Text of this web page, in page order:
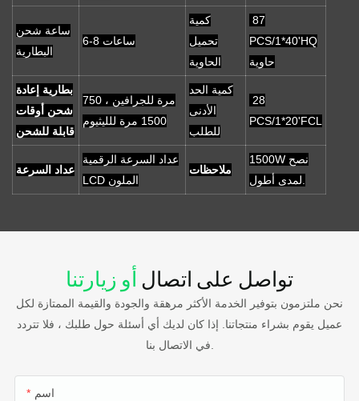
ساعة شحن
البطارية
6-8 ساعات
كمية
تحميل
الحاوية
87
PCS/1*40'HQ
حاوية
بطارية إعادة
شحن أوقات
قابلة للشحن
750 مرة للجرافين ،
1500 مرة للليثيوم
كمية الحد
الأدنى
للطلب
28
PCS/1*20'FCL
عداد السرعة
عداد السرعة الرقمية
LCD الملون
ملاحظات
1500W نصح
لمدى أطول.
تواصل على اتصال أو زيارتنا
نحن ملتزمون بتوفير الخدمة الأكثر مرهقة والجودة والقيمة الممتازة لكل
عميل يقوم بشراء منتجاتنا. إذا كان لديك أي أسئلة حول طلبك ، فلا تتردد
في الاتصال بنا.
اسم